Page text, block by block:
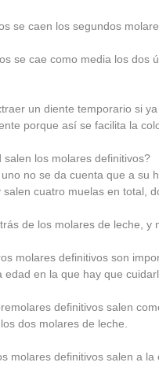
se caen los segundos
se cae como media los dos
un diente temporario si
porque así se facilita la
salen los molares definitivos?
no se da cuenta que a su
salen cuatro muelas en total,
de los molares de leche, y
molares definitivos son
edad en la que hay que
definitivos salen
dos molares de leche.
molares definitivos salen a